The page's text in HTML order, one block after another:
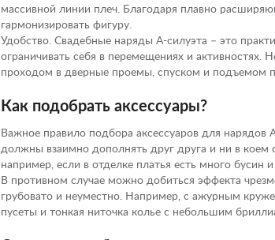
массивной линии плеч. Благодаря плавно
гармонизировать фигуру.
Удобство. Свадебные наряды А-силуэта – это
ограничивать себя в перемещениях и
проходом в дверные проемы, спуском и подъемом
Как подобрать аксессуары?
Важное правило подбора аксессуаров для нарядов
должны взаимно дополнять друг друга и ни в коем
например, если в отделке платья есть много
В противном случае можно добиться эффекта
грубовато и неуместно. Например, с ажурным
пусеты и тонкая ниточка колье с небольшим